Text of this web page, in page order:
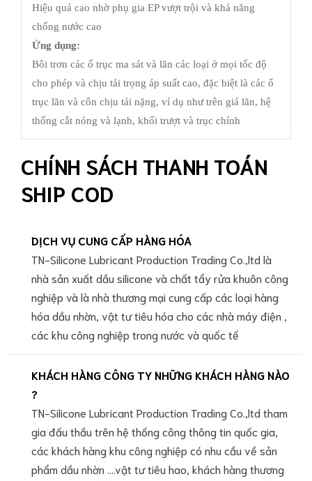
Hiệu quả cao nhờ phụ gia EP vượt trội và khả năng
chống nước cao
Ứng dụng:
Bôi trơn các ổ trục ma sát và lăn các loại ở mọi tốc độ
cho phép và chịu tải trọng áp suất cao, đặc biệt là các ổ
trục lăn và côn chịu tải nặng, ví dụ như trên giá lăn, hệ
thống cắt nóng và lạnh, khối trượt và trục chính
CHÍNH SÁCH THANH TOÁN
SHIP COD
DỊCH VỤ CUNG CẤP HÀNG HÓA
TN-Silicone Lubricant Production Trading Co.,ltd là
nhà sản xuất dầu silicone và chất tẩy rửa khuôn công
nghiệp và là nhà thương mại cung cấp các loại hàng
hóa dầu nhờn, vật tư tiêu hóa cho các nhà máy điện ,
các khu công nghiệp trong nước và quốc tế
KHÁCH HÀNG CÔNG TY NHỮNG KHÁCH HÀNG NÀO
?
TN-Silicone Lubricant Production Trading Co.,ltd tham
gia đấu thầu trên hệ thống công thông tin quốc gia,
các khách hàng khu công nghiệp có nhu cầu về sản
phẩm dầu nhờn ....vật tư tiêu hao, khách hàng thương